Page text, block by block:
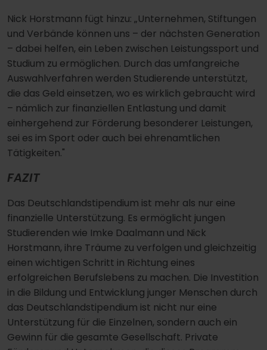
Nick Horstmann fügt hinzu: „Unternehmen, Stiftungen
und Verbände können uns – der nächsten Generation
– dabei helfen, ein Leben zwischen Leistungssport und
Studium zu ermöglichen. Durch das umfangreiche
Auswahlverfahren werden Studierende unterstützt,
die das Geld einsetzen, wo es wirklich gebraucht wird
– nämlich zur finanziellen Entlastung und damit
einhergehend zur Förderung besonderer Leistungen,
sei es im Sport oder auch bei ehrenamtlichen
Tätigkeiten."
FAZIT
Das Deutschlandstipendium ist mehr als nur eine
finanzielle Unterstützung. Es ermöglicht jungen
Studierenden wie Imke Daalmann und Nick
Horstmann, ihre Träume zu verfolgen und gleichzeitig
einen wichtigen Schritt in Richtung eines
erfolgreichen Berufslebens zu machen. Die Investition
in die Bildung und Entwicklung junger Menschen durch
das Deutschlandstipendium ist nicht nur eine
Unterstützung für die Einzelnen, sondern auch ein
Gewinn für die gesamte Gesellschaft. Private